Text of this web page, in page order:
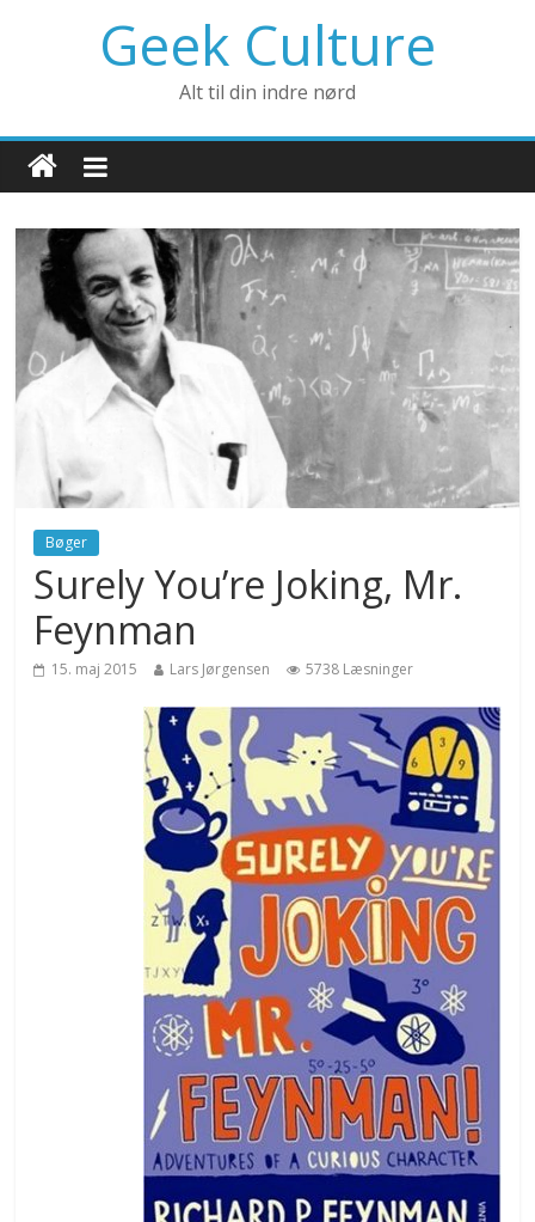
Geek Culture
Alt til din indre nørd
Bøger
Surely You’re Joking, Mr.
Feynman
15. maj 2015 Lars Jørgensen 5738 Læsninger